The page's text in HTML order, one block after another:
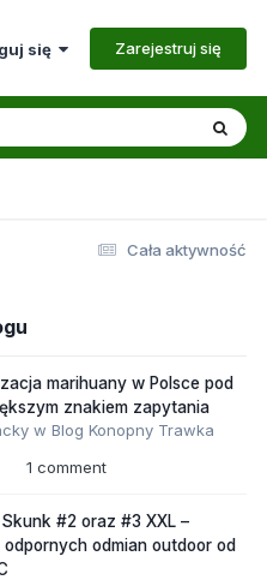
się Zarejestruj się
Cała aktywność
marihuany w Polsce pod
znakiem zapytania
w Blog Konopny Trawka
1 comment
Skunk #2 oraz #3 XXL –
odmian outdoor od